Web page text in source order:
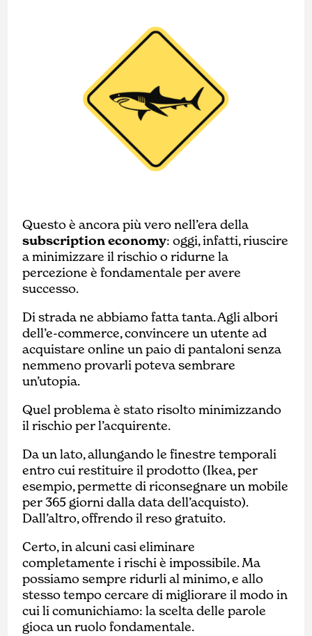
Questo è ancora più vero nell’era della
subscription economy: oggi, infatti, riuscire
a minimizzare il rischio o ridurne la
percezione è fondamentale per avere
successo.
Di strada ne abbiamo fatta tanta. Agli albori
dell’e-commerce, convincere un utente ad
acquistare online un paio di pantaloni senza
nemmeno provarli poteva sembrare
un’utopia.
Quel problema è stato risolto minimizzando
il rischio per l’acquirente.
Da un lato, allungando le finestre temporali
entro cui restituire il prodotto (Ikea, per
esempio, permette di riconsegnare un mobile
per 365 giorni dalla data dell’acquisto).
Dall’altro, offrendo il reso gratuito.
Certo, in alcuni casi eliminare
completamente i rischi è impossibile. Ma
possiamo sempre ridurli al minimo, e allo
stesso tempo cercare di migliorare il modo in
cui li comunichiamo: la scelta delle parole
gioca un ruolo fondamentale.